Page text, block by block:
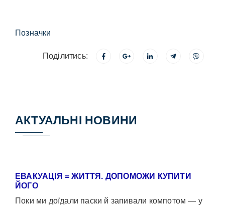
Позначки
Поділитись:
АКТУАЛЬНІ НОВИНИ
ЕВАКУАЦІЯ = ЖИТТЯ. ДОПОМОЖИ КУПИТИ
ЙОГО
Поки ми доїдали паски й запивали компотом — у